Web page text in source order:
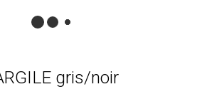
gris/noir